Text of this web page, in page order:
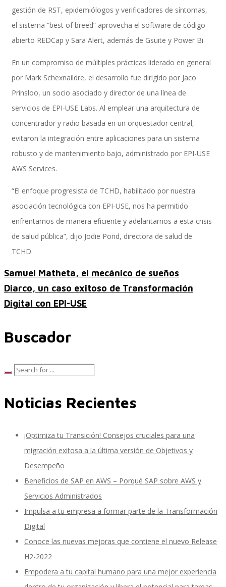
SAP JAM
Look & Feel SAP SuccessFactors
Firma Electrónica con DocuSign
Express Packages
SAP Time & Attendance by Workforce Software
SAP Travel OnDemand
Cloud Conveyer
SAP Onpremise Servicios y Productos
Gestión de Capital Humano SAP
SAP S/4 HANA Finanzas
gestión de RST, epidemiólogos y verificadores de síntomas,
el sistema “best of breed” aprovecha el software de código
abierto REDCap y Sara Alert, además de Gsuite y Power Bi.
En un compromiso de múltiples prácticas liderado en general
por Mark Schexnaildre, el desarrollo fue dirigido por Jaco
Prinsloo, un socio asociado y director de una línea de
servicios de EPI-USE Labs. Al emplear una arquitectura de
concentrador y radio basada en un orquestador central,
evitaron la integración entre aplicaciones para un sistema
robusto y de mantenimiento bajo, administrado por EPI-USE
AWS Services.
“El enfoque progresista de TCHD, habilitado por nuestra
asociación tecnológica con EPI-USE, nos ha permitido
enfrentarnos de manera eficiente y adelantarnos a esta crisis
de salud pública”, dijo Jodie Pond, directora de salud de
TCHD.
Samuel Matheta, el mecánico de sueños
Diarco, un caso exitoso de Transformación
Digital con EPI-USE
Buscador
Noticias Recientes
¡Optimiza tu Transición! Consejos cruciales para una
migración exitosa a la última versión de Objetivos y
Desempeño
Beneficios de SAP en AWS – Porqué SAP sobre AWS y
Servicios Administrados
Impulsa a tu empresa a formar parte de la Transformación
Digital
Conoce las nuevas mejoras que contiene el nuevo Release
H2-2022
Empodera a tu capital humano para una mejor experiencia